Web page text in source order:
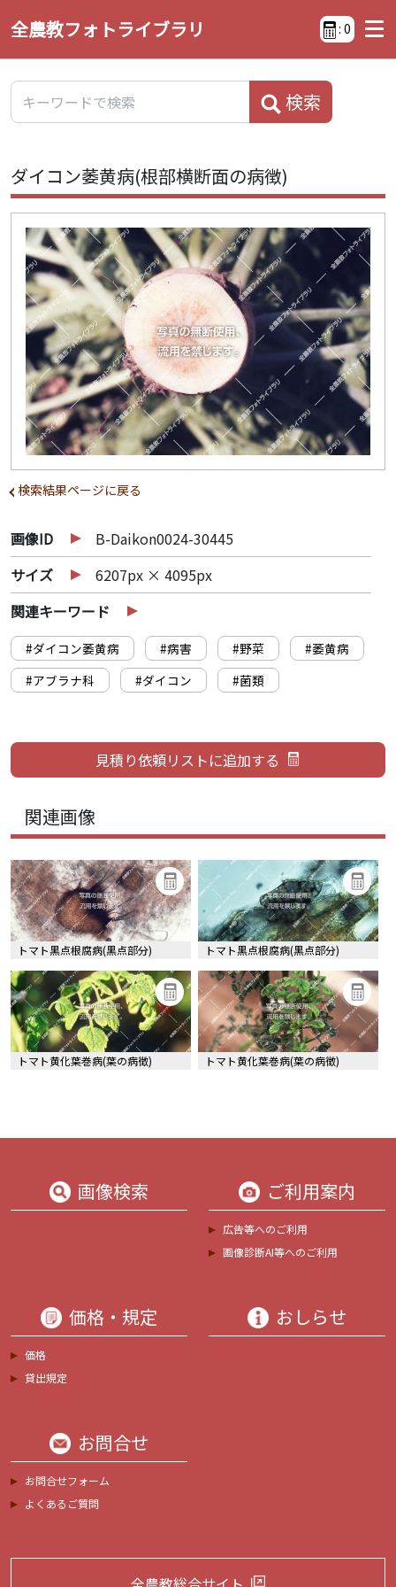
全農教フォトライブラリ : 0
検索
ダイコン萎黄病(根部横断面の病徴)
検索結果ページに戻る
画像ID
B-Daikon0024-30445
サイズ
6207px × 4095px
関連キーワード
#ダイコン萎黄病 #病害 #野菜
#萎黄病
#アブラナ科
#ダイコン #菌類
関連画像
トマト黒点根腐病(黒点部分) トマト黒点根腐病(黒点部分)
トマト黄化葉巻病(葉の病徴) トマト黄化葉巻病(葉の病徴)
画像検索 ご利用案内
広告等へのご利用
画像診断AI等へのご利用
価格・規定
価格
貸出規定
おしらせ
お問合せ
お問合せフォーム
よくあるご質問